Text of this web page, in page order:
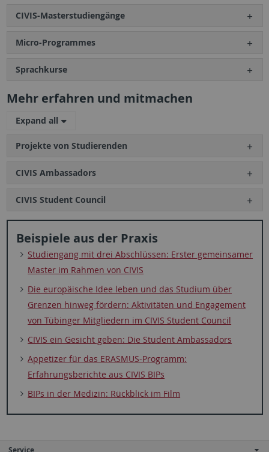
CIVIS-Masterstudiengänge
Micro-Programmes
Sprachkurse
Mehr erfahren und mitmachen
Expand all
Projekte von Studierenden
CIVIS Ambassadors
CIVIS Student Council
Beispiele aus der Praxis
Studiengang mit drei Abschlüssen: Erster gemeinsamer
Master im Rahmen von CIVIS
Die europäische Idee leben und das Studium über
Grenzen hinweg fördern: Aktivitäten und Engagement
von Tübinger Mitgliedern im CIVIS Student Council
CIVIS ein Gesicht geben: Die Student Ambassadors
Appetizer für das ERASMUS-Programm:
Erfahrungsberichte aus CIVIS BIPs
BIPs in der Medizin: Rückblick im Film